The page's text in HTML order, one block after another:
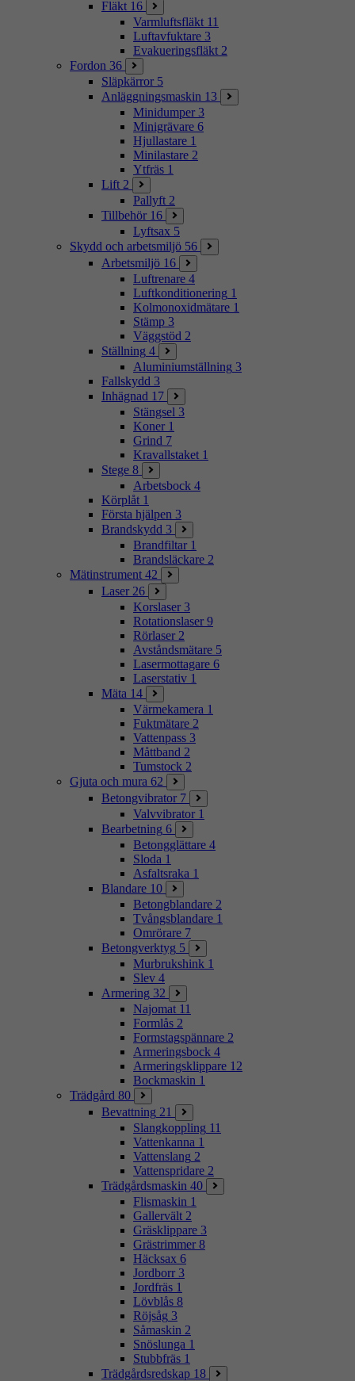
Fläkt 16
Varmluftsfläkt 11
Luftavfuktare 3
Evakueringsfläkt 2
Fordon 36
Släpkärror 5
Anläggningsmaskin 13
Minidumper 3
Minigrävare 6
Hjullastare 1
Minilastare 2
Ytfräs 1
Lift 2
Pallyft 2
Tillbehör 16
Lyftsax 5
Skydd och arbetsmiljö 56
Arbetsmiljö 16
Luftrenare 4
Luftkonditionering 1
Kolmonoxidmätare 1
Stämp 3
Väggstöd 2
Ställning 4
Aluminiumställning 3
Fallskydd 3
Inhägnad 17
Stängsel 3
Koner 1
Grind 7
Kravallstaket 1
Stege 8
Arbetsbock 4
Körplåt 1
Första hjälpen 3
Brandskydd 3
Brandfiltar 1
Brandsläckare 2
Mätinstrument 42
Laser 26
Korslaser 3
Rotationslaser 9
Rörlaser 2
Avståndsmätare 5
Lasermottagare 6
Laserstativ 1
Mäta 14
Värmekamera 1
Fuktmätare 2
Vattenpass 3
Måttband 2
Tumstock 2
Gjuta och mura 62
Betongvibrator 7
Valvvibrator 1
Bearbetning 6
Betongglättare 4
Sloda 1
Asfaltsraka 1
Blandare 10
Betongblandare 2
Tvångsblandare 1
Omrörare 7
Betongverktyg 5
Murbrukshink 1
Slev 4
Armering 32
Najomat 11
Formlås 2
Formstagspännare 2
Armeringsbock 4
Armeringsklippare 12
Bockmaskin 1
Trädgård 80
Bevattning 21
Slangkoppling 11
Vattenkanna 1
Vattenslang 2
Vattenspridare 2
Trädgårdsmaskin 40
Flismaskin 1
Gallervält 2
Gräsklippare 3
Grästrimmer 8
Häcksax 6
Jordborr 3
Jordfräs 1
Lövblås 8
Röjsåg 3
Såmaskin 2
Snöslunga 1
Stubbfräs 1
Trädgårdsredskap 18